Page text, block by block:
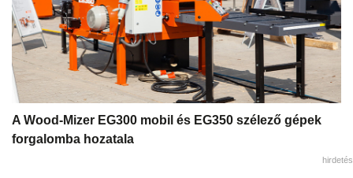
A Wood-Mizer EG300 mobil és EG350 szélező gépek
forgalomba hozatala
hirdetés